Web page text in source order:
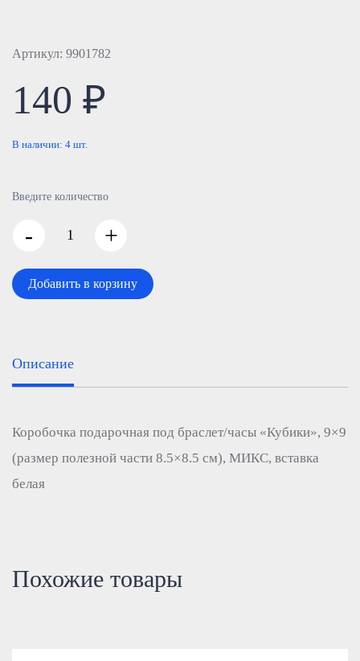
Артикул: 9901782
140 ₽
В наличии: 4 шт.
Введите количество
- +
Добавить в корзину
Описание
Коробочка подарочная под браслет/часы «Кубики», 9×9
(размер полезной части 8.5×8.5 см), МИКС, вставка
белая
Похожие товары